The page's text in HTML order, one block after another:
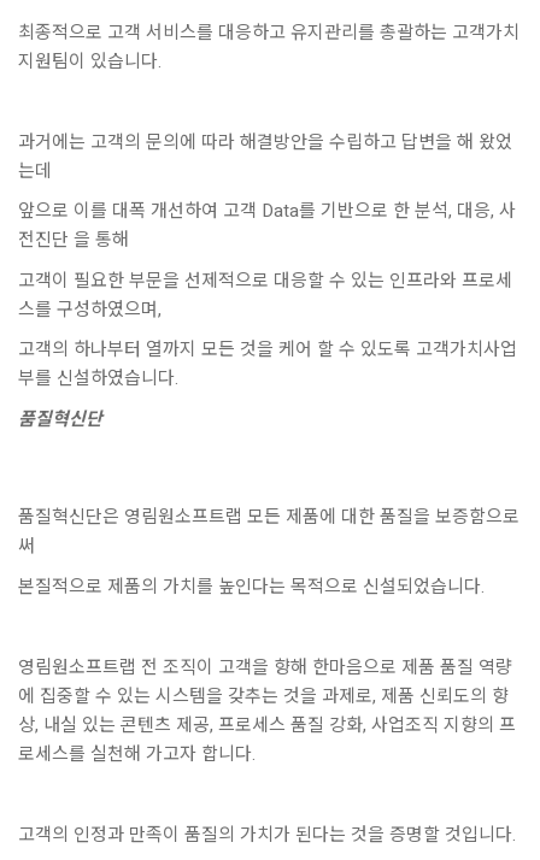
최종적으로 고객 서비스를 대응하고 유지관리를 총괄하는 고객가치
지원팀이 있습니다.
과거에는 고객의 문의에 따라 해결방안을 수립하고 답변을 해 왔었
는데
앞으로 이를 대폭 개선하여 고객 Data를 기반으로 한 분석, 대응, 사
전진단 을 통해
고객이 필요한 부문을 선제적으로 대응할 수 있는 인프라와 프로세
스를 구성하였으며,
고객의 하나부터 열까지 모든 것을 케어 할 수 있도록 고객가치사업
부를 신설하였습니다.
품질혁신단
품질혁신단은 영림원소프트랩 모든 제품에 대한 품질을 보증함으로
써
본질적으로 제품의 가치를 높인다는 목적으로 신설되었습니다.
영림원소프트랩 전 조직이 고객을 향해 한마음으로 제품 품질 역량
에 집중할 수 있는 시스템을 갖추는 것을 과제로, 제품 신뢰도의 향
상, 내실 있는 콘텐츠 제공, 프로세스 품질 강화, 사업조직 지향의 프
로세스를 실천해 가고자 합니다.
고객의 인정과 만족이 품질의 가치가 된다는 것을 증명할 것입니다.